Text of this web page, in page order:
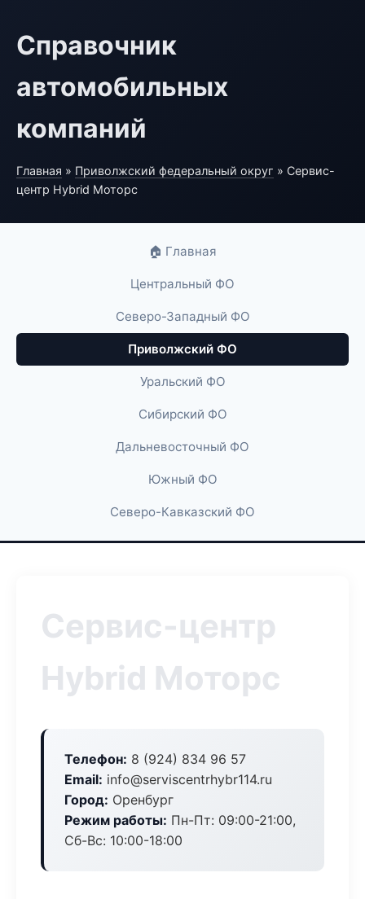
Справочник
автомобильных
компаний
Главная » Приволжский федеральный округ » Сервис-
центр Hybrid Моторс
🏠 Главная
Центральный ФО
Северо-Западный ФО
Приволжский ФО
Уральский ФО
Сибирский ФО
Дальневосточный ФО
Южный ФО
Северо-Кавказский ФО
Сервис-центр
Hybrid Моторс
Телефон: 8 (924) 834 96 57
Email: info@serviscentrhybr114.ru
Город: Оренбург
Режим работы: Пн-Пт: 09:00-21:00,
Сб-Вс: 10:00-18:00